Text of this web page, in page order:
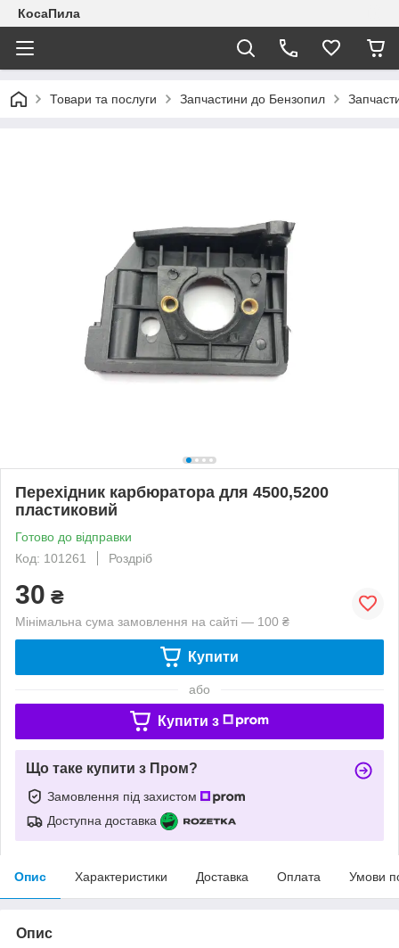
КосаПила
Товари та послуги Запчастини до Бензопил
Перехідник карбюратора для 4500,5200
пластиковий
Готово до відправки
Код: 101261
Роздріб
30 ₴
Мінімальна сума замовлення на сайті — 100 ₴
Купити
або
Купити з
Що таке купити з Пром?
Замовлення під захистом
Доступна доставка
Опис Характеристики Доставка Оплата Умови
Опис